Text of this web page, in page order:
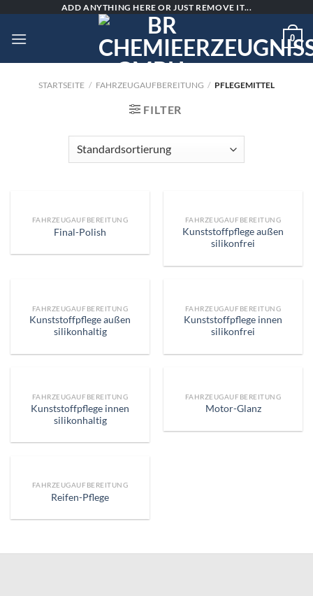
content
ADD ANYTHING HERE OR JUST REMOVE IT...
0
STARTSEITE / FAHRZEUGAUFBEREITUNG / PFLEGEMITTEL
FILTER
FAHRZEUGAUFBEREITUNG
Final-Polish
FAHRZEUGAUFBEREITUNG
Kunststoffpflege außen
silikonfrei
FAHRZEUGAUFBEREITUNG
Kunststoffpflege außen
silikonhaltig
FAHRZEUGAUFBEREITUNG
Kunststoffpflege innen
silikonfrei
FAHRZEUGAUFBEREITUNG
Kunststoffpflege innen
silikonhaltig
FAHRZEUGAUFBEREITUNG
Motor-Glanz
FAHRZEUGAUFBEREITUNG
Reifen-Pflege